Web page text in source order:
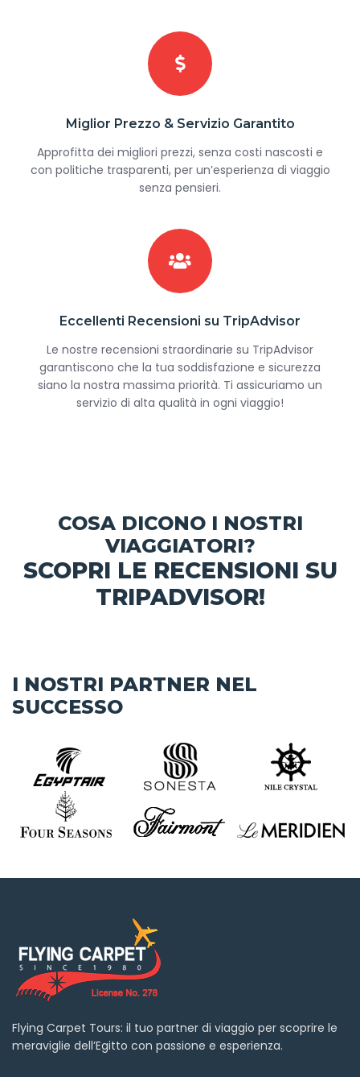
Miglior Prezzo & Servizio Garantito
Approfitta dei migliori prezzi, senza costi nascosti e
con politiche trasparenti, per un’esperienza di viaggio
senza pensieri.
Eccellenti Recensioni su TripAdvisor
Le nostre recensioni straordinarie su TripAdvisor
garantiscono che la tua soddisfazione e sicurezza
siano la nostra massima priorità. Ti assicuriamo un
servizio di alta qualità in ogni viaggio!
COSA DICONO I NOSTRI
VIAGGIATORI?
SCOPRI LE RECENSIONI SU
TRIPADVISOR!
I NOSTRI PARTNER NEL
SUCCESSO
Flying Carpet Tours: il tuo partner di viaggio per scoprire le
meraviglie dell’Egitto con passione e esperienza.